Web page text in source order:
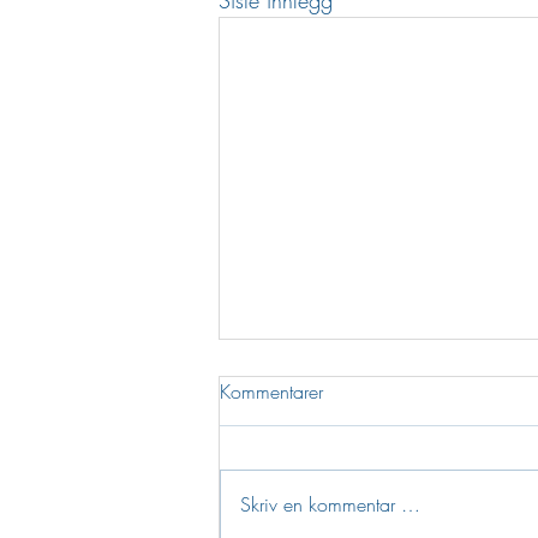
Kommentarer
Skriv en kommentar …